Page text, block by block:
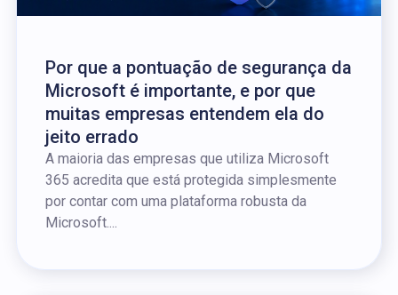
Por que a pontuação de segurança da
Microsoft é importante, e por que
muitas empresas entendem ela do
jeito errado
A maioria das empresas que utiliza Microsoft
365 acredita que está protegida simplesmente
por contar com uma plataforma robusta da
Microsoft....